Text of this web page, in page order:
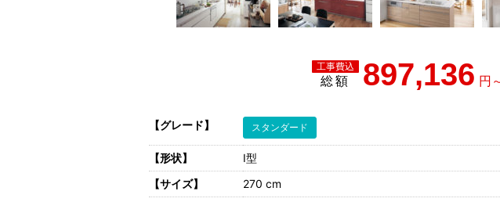
総額 897,136
【グレード】 スタンダード
【形状】
I型
【サイズ】
270 cm